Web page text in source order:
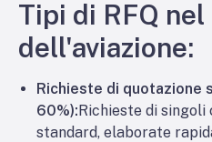
Tipi di RFQ
dell'aviazione:
Richieste di quotazione
60%):Richieste di singoli
standard, elaborate